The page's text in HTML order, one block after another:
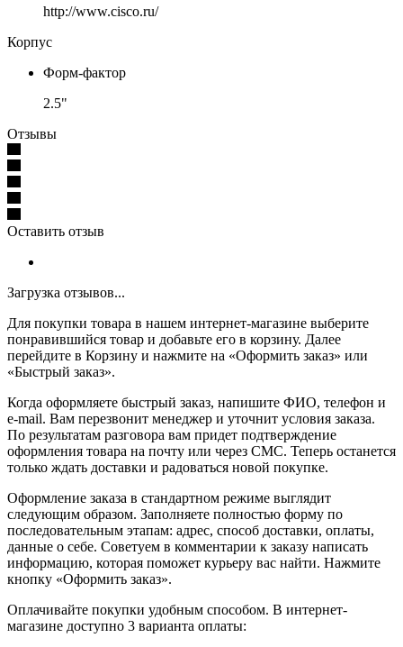
http://www.cisco.ru/
Корпус
Форм-фактор
2.5"
Отзывы
Оставить отзыв
Загрузка отзывов...
Для покупки товара в нашем интернет-магазине выберите
понравившийся товар и добавьте его в корзину. Далее
перейдите в Корзину и нажмите на «Оформить заказ» или
«Быстрый заказ».
Когда оформляете быстрый заказ, напишите ФИО, телефон и
e-mail. Вам перезвонит менеджер и уточнит условия заказа.
По результатам разговора вам придет подтверждение
оформления товара на почту или через СМС. Теперь останется
только ждать доставки и радоваться новой покупке.
Оформление заказа в стандартном режиме выглядит
следующим образом. Заполняете полностью форму по
последовательным этапам: адрес, способ доставки, оплаты,
данные о себе. Советуем в комментарии к заказу написать
информацию, которая поможет курьеру вас найти. Нажмите
кнопку «Оформить заказ».
Оплачивайте покупки удобным способом. В интернет-
магазине доступно 3 варианта оплаты: